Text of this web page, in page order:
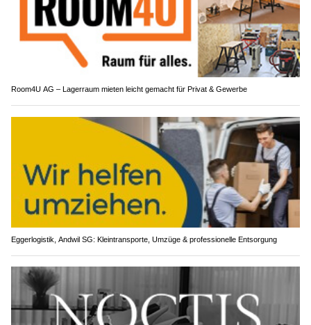
Room4U AG – Lagerraum mieten leicht gemacht für Privat & Gewerbe
Eggerlogistik, Andwil SG: Kleintransporte, Umzüge & professionelle Entsorgung